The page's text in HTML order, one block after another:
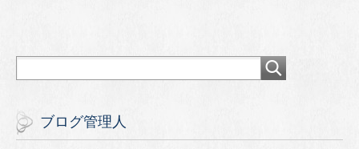
ブログ管理人